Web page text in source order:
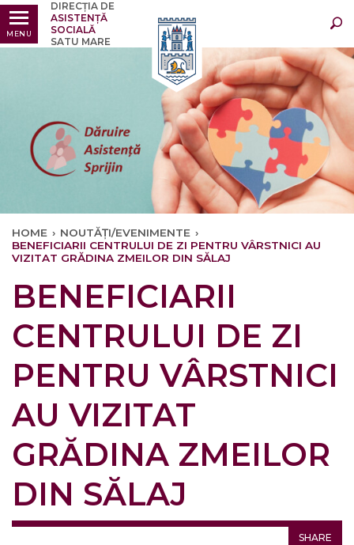
MENU
DIRECȚIA DE
ASISTENȚĂ
SOCIALĂ
SATU MARE
Ultimele
HOME › NOUTĂȚI/EVENIMENTE ›
BENEFICIARII CENTRULUI DE ZI PENTRU VÂRSTNICI AU
VIZITAT GRĂDINA ZMEILOR DIN SĂLAJ
BENEFICIARII
CENTRULUI DE ZI
PENTRU VÂRSTNICI
AU VIZITAT
GRĂDINA ZMEILOR
DIN SĂLAJ
SHARE